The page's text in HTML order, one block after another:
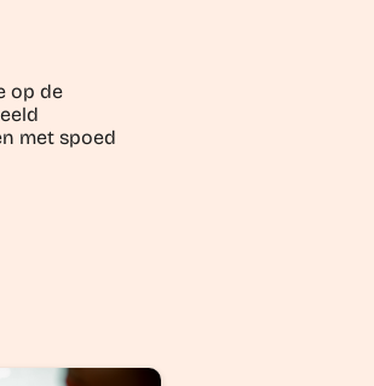
op de
met spoed